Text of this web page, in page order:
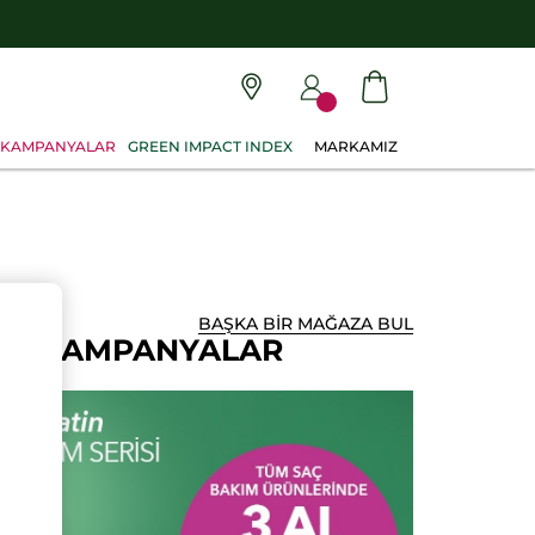
KAMPANYALAR GREEN IMPACT INDEX MARKAMIZ
BAŞKA BİR MAĞAZA BUL
KAMPANYALAR